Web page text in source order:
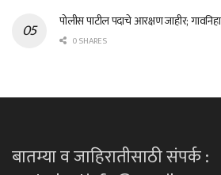
पोलीस पाटील पदाचे आरक्षण जाहीर;
0 SHARES
बातम्या व जाहिरातीसाठी संपर्क :